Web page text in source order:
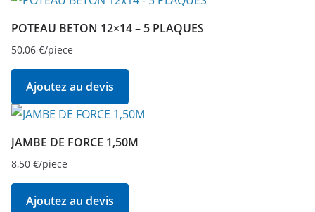
POTEAU BETON 12×14 – 5 PLAQUES
50,06 €/piece
Ajoutez au devis
JAMBE DE FORCE 1,50M
8,50 €/piece
Ajoutez au devis